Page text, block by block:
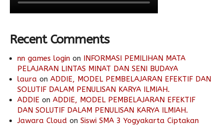
Recent Comments
nn games login on INFORMASI PEMILIHAN MATA
PELAJARAN LINTAS MINAT DAN SENI BUDAYA
laura on ADDIE, MODEL PEMBELAJARAN EFEKTIF DAN
SOLUTIF DALAM PENULISAN KARYA ILMIAH.
ADDIE on ADDIE, MODEL PEMBELAJARAN EFEKTIF
DAN SOLUTIF DALAM PENULISAN KARYA ILMIAH.
Jawara Cloud on Siswi SMA 3 Yogyakarta Ciptakan